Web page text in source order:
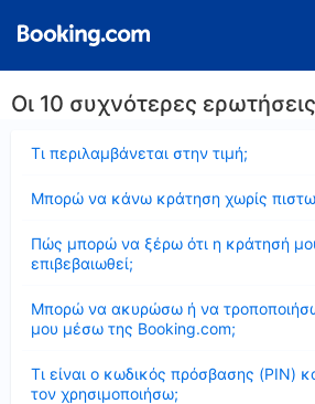
Οι 10 συχνότερες ερωτήσεις
Τι περιλαμβάνεται στην τιμή;
Μπορώ να κάνω κράτηση χωρίς
Πώς μπορώ να ξέρω ότι η κράτησή
επιβεβαιωθεί;
Μπορώ να ακυρώσω ή να
μου μέσω της Booking.com;
Τι είναι ο κωδικός πρόσβασης (PIN)
τον χρησιμοποιήσω;